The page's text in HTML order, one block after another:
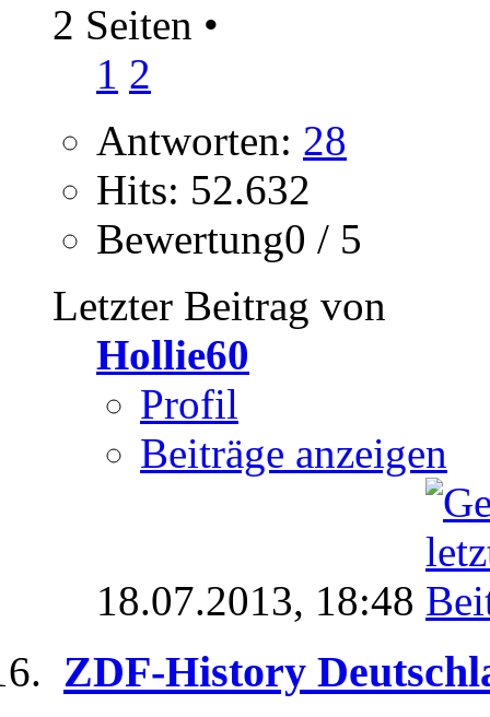
2 Seiten •
1 2
Antworten: 28
Hits: 52.632
Bewertung0 / 5
Letzter Beitrag von
Hollie60
Profil
Beiträge anzeigen
18.07.2013, 18:48
ZDF-History